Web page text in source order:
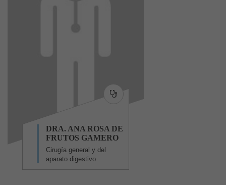
DRA. ANA ROSA DE
FRUTOS GAMERO
Cirugía general y del
aparato digestivo